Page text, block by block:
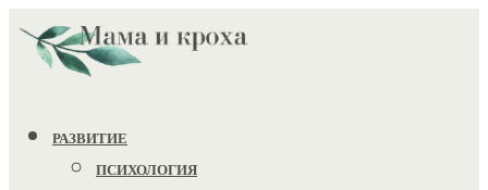
РАЗВИТИЕ
ПСИХОЛОГИЯ